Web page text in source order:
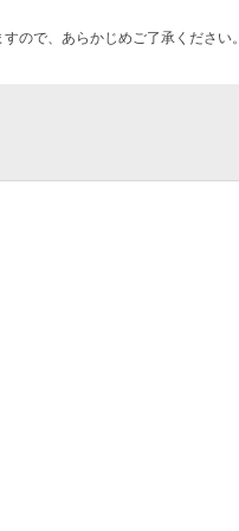
ので、あらかじめご了承ください。